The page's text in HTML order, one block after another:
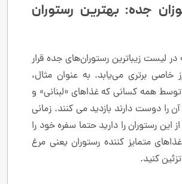
جده: بهترین رستوران
در لیست زیباترین رستوران‌های جده قرار
خاصی برتری می‌یابد. به عنوان مثال،
توسط همه کسانی که غذاهای «لبنانی» و
را دوست دارند بازدید می کنند. زمانی
این رستوران را دارید حتما سفره خود را
متمایز کننده رستوران یعنی مرغ
کنید.